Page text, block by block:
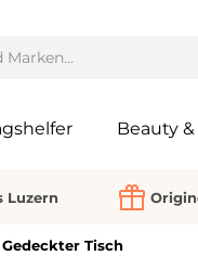
Beauty
Luzern
Gedeckter Tisch